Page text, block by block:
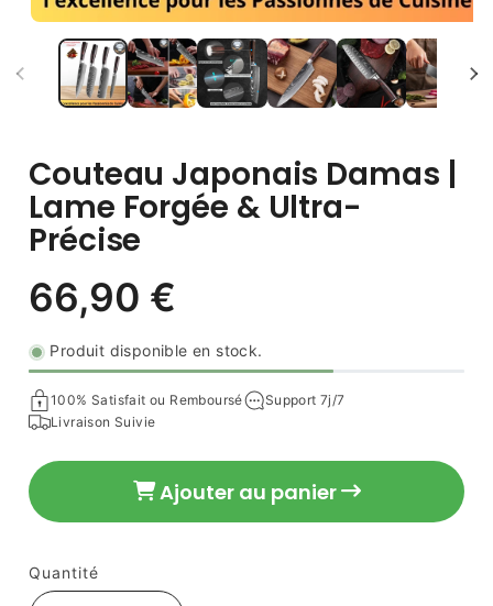
Couteau Japonais Damas |
Lame Forgée & Ultra-
Précise
habituel
66,90 €
Produit disponible en stock.
100% Satisfait ou Remboursé
Support 7j/7
Livraison Suivie
Ajouter au panier
Quantité